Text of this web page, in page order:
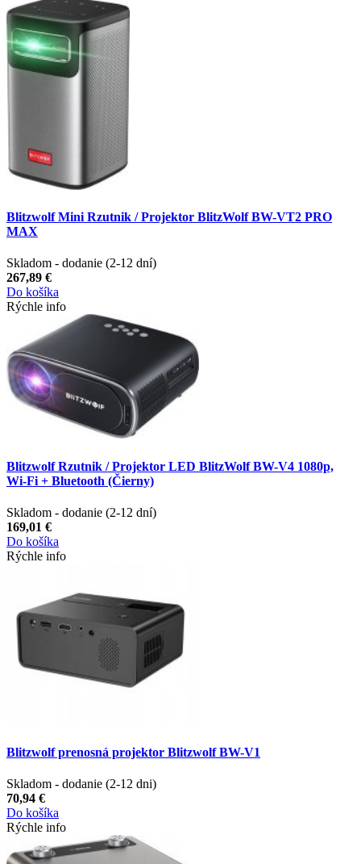
Blitzwolf Mini Rzutnik / Projektor BlitzWolf BW-VT2 PRO
MAX
Skladom - dodanie (2-12 dní)
267,89 €
Do košíka
Rýchle info
Blitzwolf Rzutnik / Projektor LED BlitzWolf BW-V4 1080p,
Wi-Fi + Bluetooth (Čierny)
Skladom - dodanie (2-12 dní)
169,01 €
Do košíka
Rýchle info
Blitzwolf prenosná projektor Blitzwolf BW-V1
Skladom - dodanie (2-12 dni)
70,94 €
Do košíka
Rýchle info